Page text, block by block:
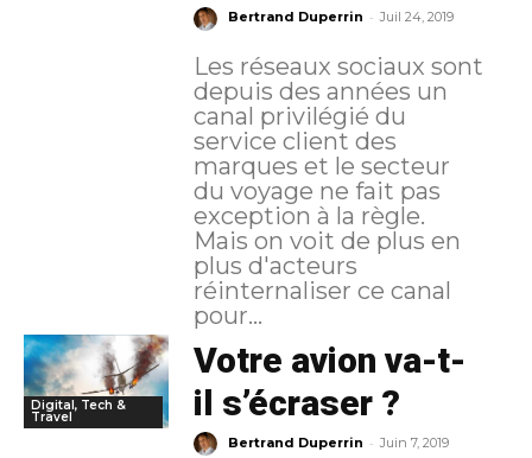
Bertrand Duperrin - Juil 24, 2019
Les réseaux sociaux sont
depuis des années un
canal privilégié du
service client des
marques et le secteur
du voyage ne fait pas
exception à la règle.
Mais on voit de plus en
plus d'acteurs
réinternaliser ce canal
pour...
Digital, Tech &
Travel
Votre avion va-t-
il s’écraser ?
Bertrand Duperrin - Juin 7, 2019